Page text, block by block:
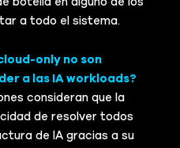
a todo el sistema.
only no son
a las IA workloads?
consideran que la
de resolver todos
de IA gracias a su